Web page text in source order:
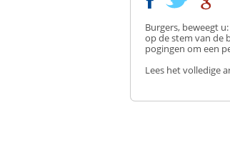
Burgers, beweegt u:
opde stem van de
pogingen om een
Lees het volledige